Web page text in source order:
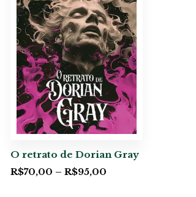
O retrato de Dorian Gray
R$70,00 – R$95,00